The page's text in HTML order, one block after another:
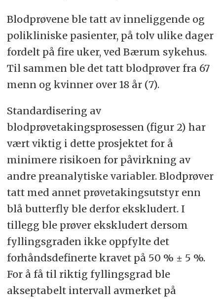
Blodprøvene ble tatt av inneliggende og
polikliniske pasienter, på tolv ulike dager
fordelt på fire uker, ved Bærum sykehus.
Til sammen ble det tatt blodprøver fra 67
menn og kvinner over 18 år (7).
Standardisering av
blodprøvetakingsprosessen (figur 2) har
vært viktig i dette prosjektet for å
minimere risikoen for påvirkning av
andre preanalytiske variabler. Blodprøver
tatt med annet prøvetakingsutstyr enn
blå butterfly ble derfor ekskludert. I
tillegg ble prøver ekskludert dersom
fyllingsgraden ikke oppfylte det
forhåndsdefinerte kravet på 50 % ± 5 %.
For å få til riktig fyllingsgrad ble
akseptabelt intervall avmerket på